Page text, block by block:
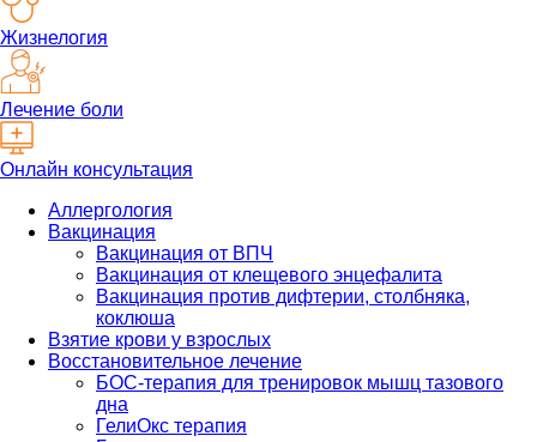
Жизнелогия
Лечение боли
Онлайн консультация
Аллергология
Вакцинация
Вакцинация от ВПЧ
Вакцинация от клещевого энцефалита
Вакцинация против дифтерии, столбняка,
коклюша
Взятие крови у взрослых
Восстановительное лечение
БОС-терапия для тренировок мышц тазового
дна
ГелиОкс терапия